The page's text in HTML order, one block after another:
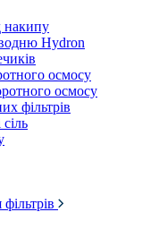
накипу
Hydron
осмосу
осмосу
фільтрів